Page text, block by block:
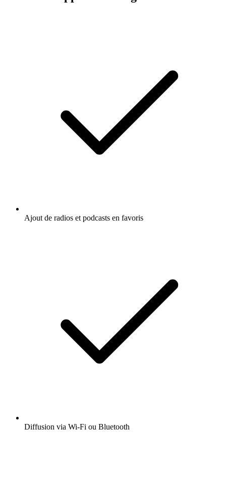
Ajout de radios et podcasts en favoris
Diffusion via Wi-Fi ou Bluetooth